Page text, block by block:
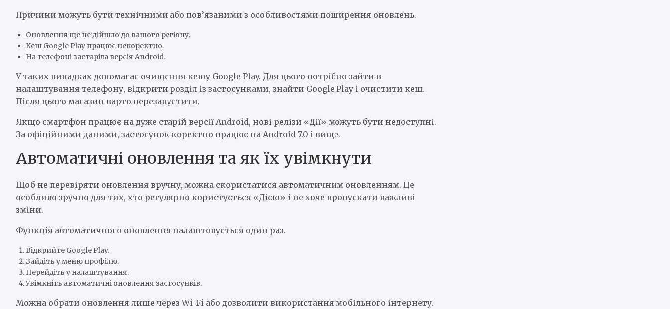
Причини можуть бути технічними або пов’язаними з особливостями поширення оновлень.
Оновлення ще не дійшло до вашого регіону.
Кеш Google Play працює некоректно.
На телефоні застаріла версія Android.
У таких випадках допомагає очищення кешу Google Play. Для цього потрібно зайти в
налаштування телефону, відкрити розділ із застосунками, знайти Google Play і очистити кеш.
Після цього магазин варто перезапустити.
Якщо смартфон працює на дуже старій версії Android, нові релізи «Дії» можуть бути недоступні.
За офіційними даними, застосунок коректно працює на Android 7.0 і вище.
Автоматичні оновлення та як їх увімкнути
Щоб не перевіряти оновлення вручну, можна скористатися автоматичним оновленням. Це
особливо зручно для тих, хто регулярно користується «Дією» і не хоче пропускати важливі
зміни.
Функція автоматичного оновлення налаштовується один раз.
Відкрийте Google Play.
Зайдіть у меню профілю.
Перейдіть у налаштування.
Увімкніть автоматичні оновлення застосунків.
Можна обрати оновлення лише через Wi-Fi або дозволити використання мобільного інтернету.